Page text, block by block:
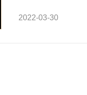
2022-03-30